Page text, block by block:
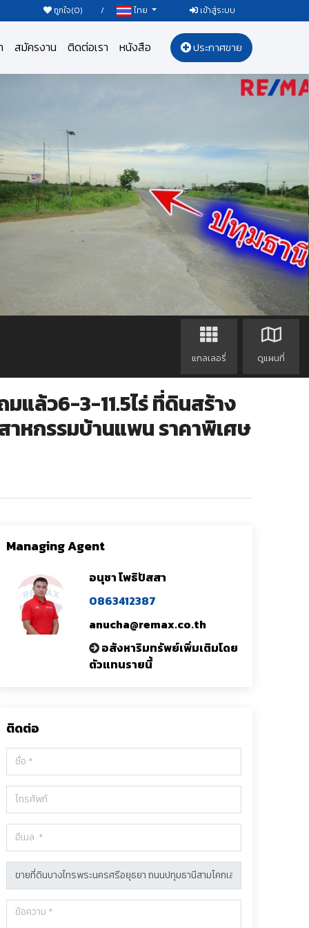
ถูกใจ(0) / ไทย เข้าสู่ระบบ
สมัครงาน ติดต่อเรา หนังสือ ประกาศขาย
แกลเลอรี่ ดูแผนที่
แล้ว6-3-11.5ไร่ ที่ดินสร้าง
าหกรรมบ้านแพน ราคาพิเศษ
Managing Agent
อนุชา โพธิปัสสา
0863412387
anucha@remax.co.th
อสังหาริมทรัพย์เพิ่มเติมโดย
ตัวแทนรายนี้
ติดต่อ